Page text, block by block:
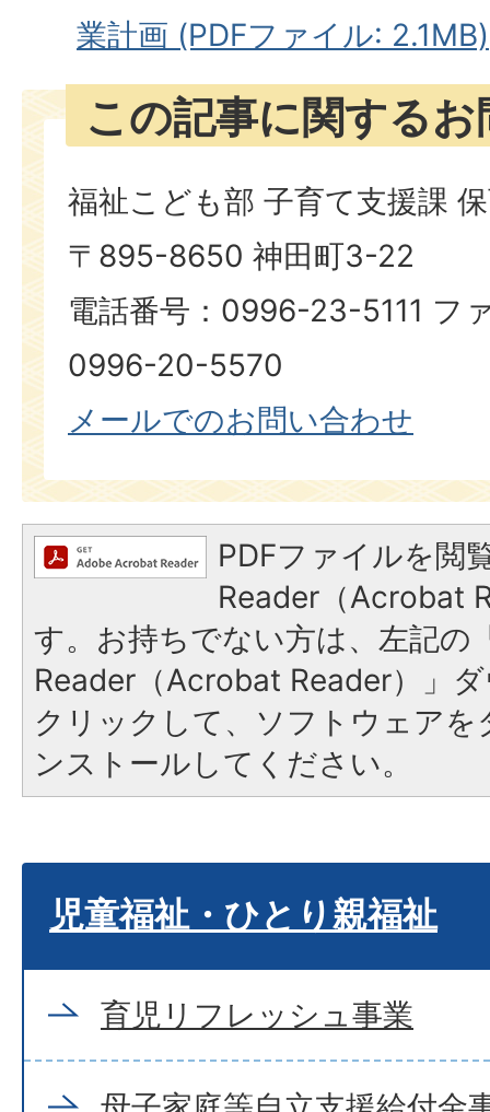
業計画 (PDFファイル: 2.1MB)
この記事に関する
福祉こども部 子育て支援課
〒895-8650 神田町3-22
電話番号：0996-23-5111 フ
0996-20-5570
メールでのお問い合わせ
PDFファイルを閲
Reader（Acrobat
す。お持ちでない方は、左記の
Reader（Acrobat Reader）」
クリックして、ソフトウェア
ンストールしてください。
児童福祉・ひとり親福祉
育児リフレッシュ事業